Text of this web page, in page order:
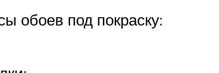
обоев под покраску: